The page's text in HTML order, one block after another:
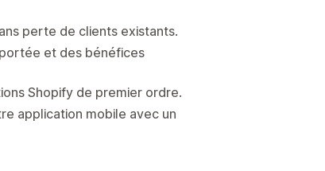
perte de clients existants.
et des bénéfices
Shopify de premier ordre.
application mobile avec un